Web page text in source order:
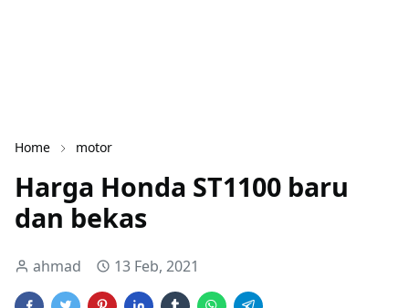
Home motor
Harga Honda ST1100 baru
dan bekas
ahmad 13 Feb, 2021